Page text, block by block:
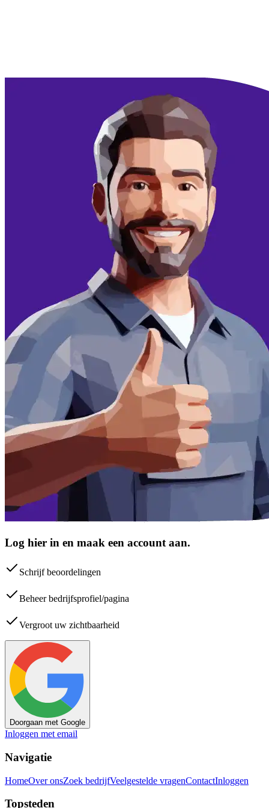
Log hier in en maak een account aan.
Schrijf beoordelingen
Beheer bedrijfsprofiel/pagina
Vergroot uw zichtbaarheid
Doorgaan met Google
Inloggen met email
Navigatie
HomeOver onsZoek bedrijfVeelgestelde vragenContactInloggen
Topsteden